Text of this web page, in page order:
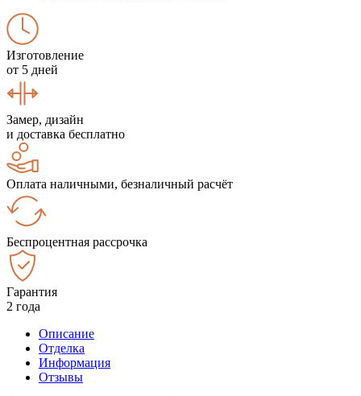
Изготовление
от 5 дней
Замер, дизайн
и доставка бесплатно
Оплата наличными, безналичный расчёт
Беспроцентная рассрочка
Гарантия
2 года
Описание
Отделка
Информация
Отзывы